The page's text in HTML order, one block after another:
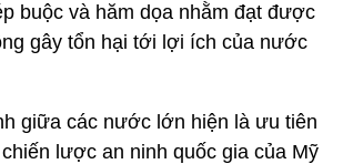
buộc và hăm dọa nhằm đạt được
gây tổn hại tới lợi ích của nước
giữa các nước lớn hiện là ưu tiên
lược an ninh quốc gia của Mỹ